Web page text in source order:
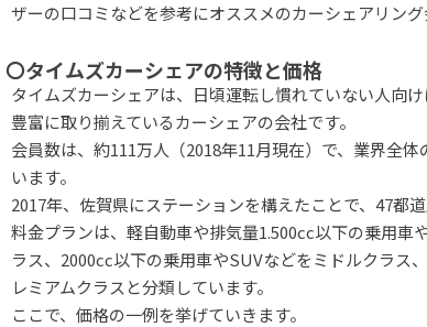
ザーの口コミなどを参考にオススメのカーシェアリング
〇タイムズカーシェアの特徴と価格
タイムズカーシェアは、日頃運転し慣れていない人向
豊富に取り揃えているカーシェアの会社です。
会員数は、約111万人（2018年11月現在）で、業界全
います。
2017年、佐賀県にステーションを構えたことで、47都
料金プランは、軽自動車や排気量1.500cc以下の乗用車
ラス、2000cc以下の乗用車やSUVなどをミドルクラス
レミアムクラスと分類しています。
ここで、価格の一例を挙げていきます。